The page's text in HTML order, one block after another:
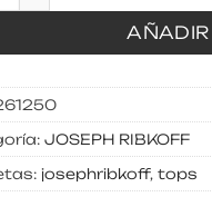
AÑADIR
JOSEPH RIBKOFF
josephribkoff, tops